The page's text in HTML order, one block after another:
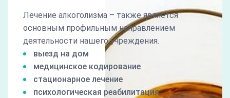
Лечение алкоголизма – также является
основным профильным направлением
деятельности нашего учреждения.
выезд на дом
медицинское кодирование
стационарное лечение
психологическая реабилитация